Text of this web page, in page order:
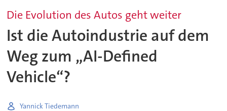
Die Evolution des Autos geht weiter
Ist die Autoindustrie auf dem
Weg zum „AI-Defined
Vehicle“?
Yannick Tiedemann